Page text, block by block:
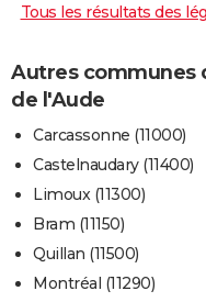
Tous les résultats des
Autres communes
de l'Aude
Carcassonne (11000)
Castelnaudary (11400)
Limoux (11300)
Bram (11150)
Quillan (11500)
Montréal (11290)